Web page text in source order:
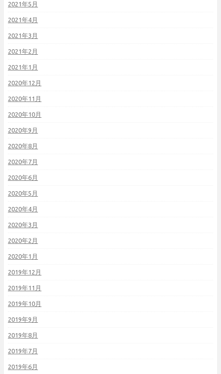
2021年5月
2021年4月
2021年3月
2021年2月
2021年1月
2020年12月
2020年11月
2020年10月
2020年9月
2020年8月
2020年7月
2020年6月
2020年5月
2020年4月
2020年3月
2020年2月
2020年1月
2019年12月
2019年11月
2019年10月
2019年9月
2019年8月
2019年7月
2019年6月